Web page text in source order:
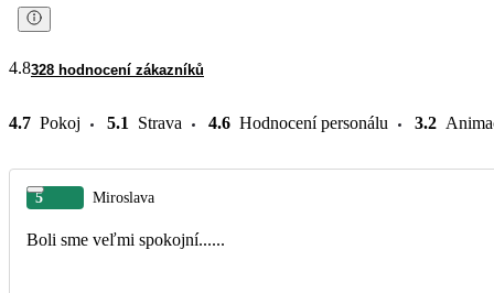
4.8328 hodnocení zákazníků
4.7 Pokoj 5.1 Strava 4.6 Hodnocení personálu 3.2
5 Miroslava
Boli sme veľmi spokojní......